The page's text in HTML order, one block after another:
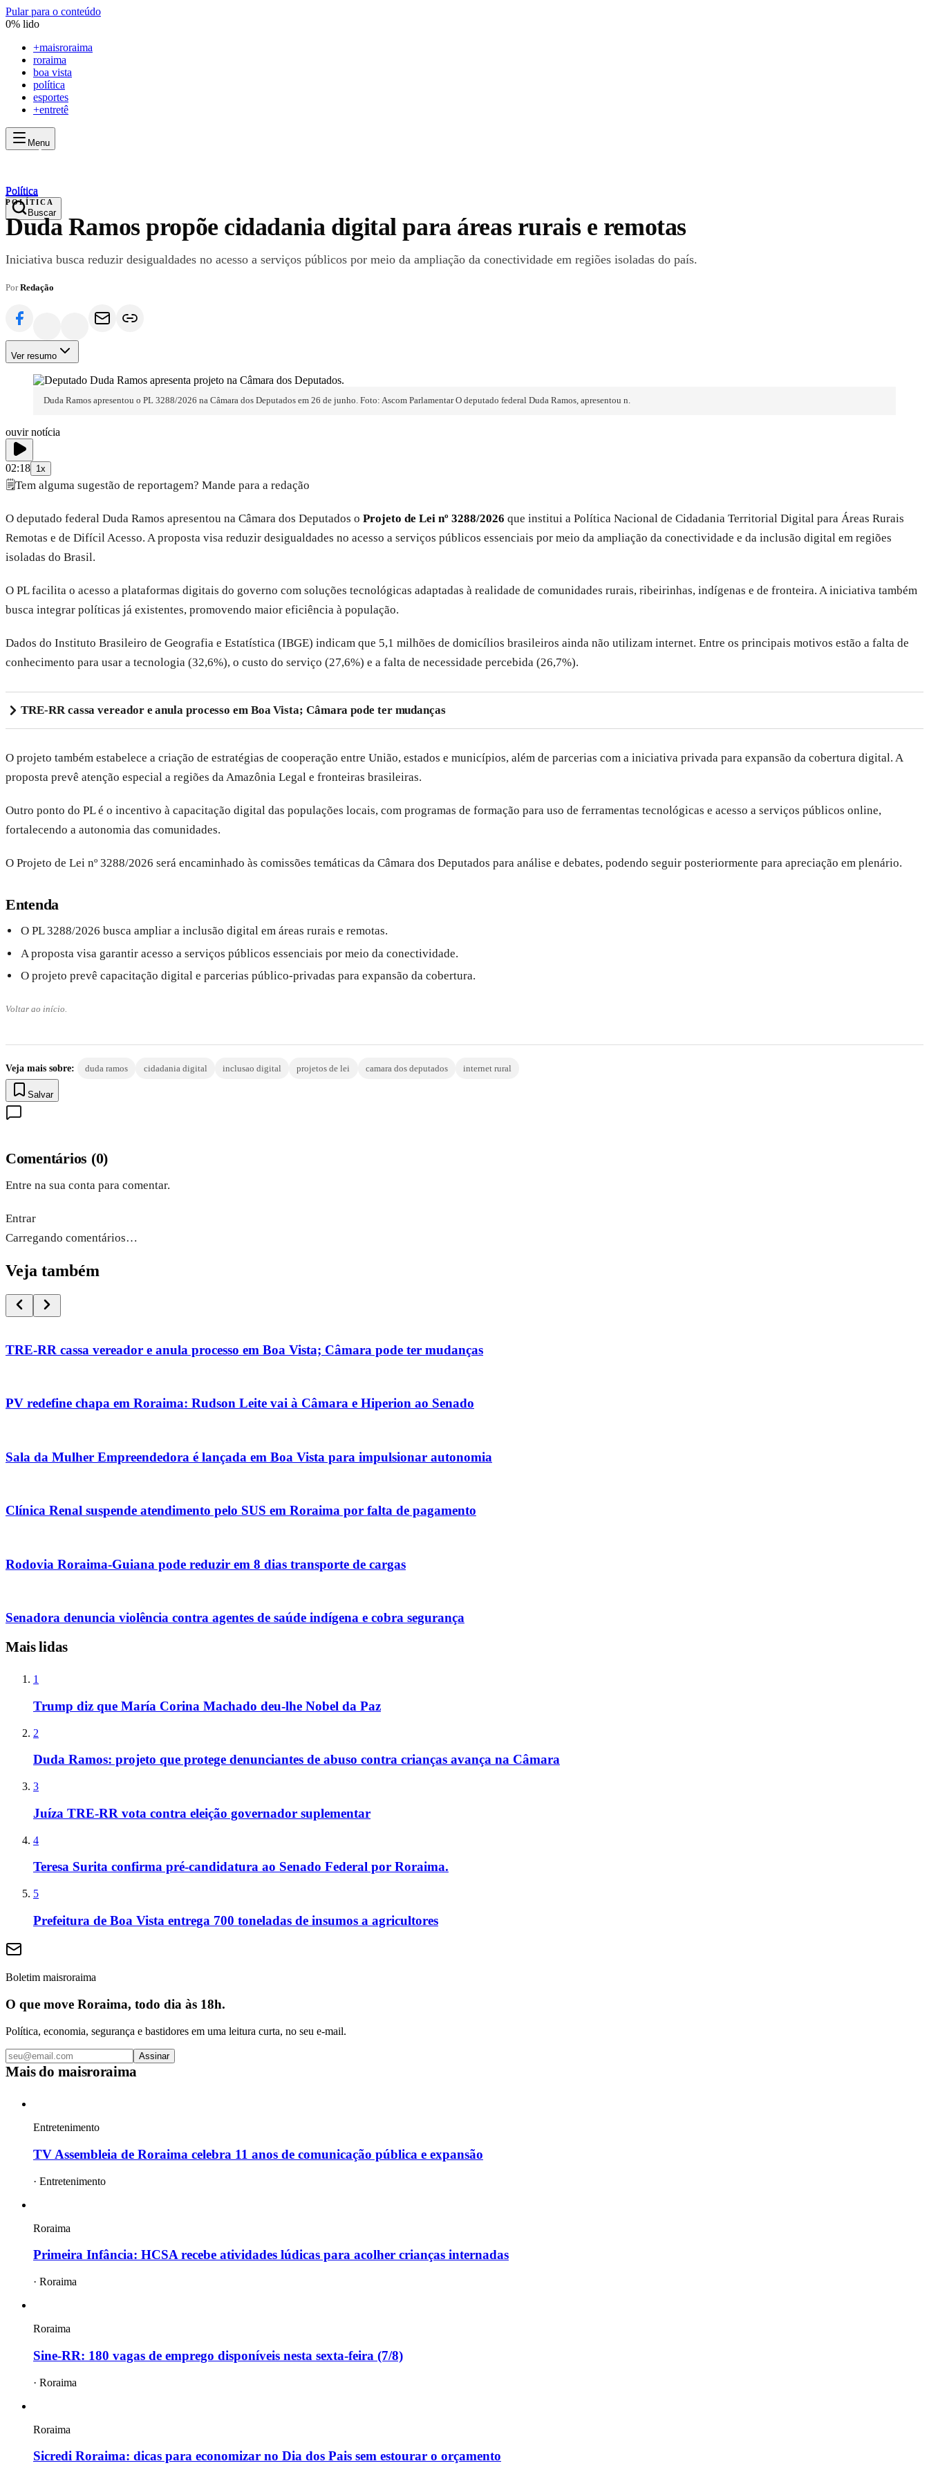
Pular para o conteúdo
0% lido
+maisroraima
roraima
boa vista
política
esportes
+entretê
Menu
maisroraima
Política
Buscar
Política
POLÍTICA
Duda Ramos propõe cidadania digital para áreas rurais e remotas
Iniciativa busca reduzir desigualdades no acesso a serviços públicos por meio da ampliação da conectividade em regiões isoladas do país.
PorRedação
Ver resumo
Duda Ramos apresentou o PL 3288/2026 na Câmara dos Deputados em 26 de junho. Foto: Ascom Parlamentar O deputado federal Duda Ramos, apresentou n.
ouvir notícia
02:18 1x
🗒️Tem alguma sugestão de reportagem? Mande para a redação
O deputado federal Duda Ramos apresentou na Câmara dos Deputados o Projeto de Lei nº 3288/2026 que institui a Política Nacional de Cidadania Territorial Digital para Áreas Rurais
Remotas e de Difícil Acesso. A proposta visa reduzir desigualdades no acesso a serviços públicos essenciais por meio da ampliação da conectividade e da inclusão digital em regiões
isoladas do Brasil.
O PL facilita o acesso a plataformas digitais do governo com soluções tecnológicas adaptadas à realidade de comunidades rurais, ribeirinhas, indígenas e de fronteira. A iniciativa também
busca integrar políticas já existentes, promovendo maior eficiência à população.
Dados do Instituto Brasileiro de Geografia e Estatística (IBGE) indicam que 5,1 milhões de domicílios brasileiros ainda não utilizam internet. Entre os principais motivos estão a falta de
conhecimento para usar a tecnologia (32,6%), o custo do serviço (27,6%) e a falta de necessidade percebida (26,7%).
TRE-RR cassa vereador e anula processo em Boa Vista; Câmara pode ter mudanças
O projeto também estabelece a criação de estratégias de cooperação entre União, estados e municípios, além de parcerias com a iniciativa privada para expansão da cobertura digital. A
proposta prevê atenção especial a regiões da Amazônia Legal e fronteiras brasileiras.
Outro ponto do PL é o incentivo à capacitação digital das populações locais, com programas de formação para uso de ferramentas tecnológicas e acesso a serviços públicos online,
fortalecendo a autonomia das comunidades.
O Projeto de Lei nº 3288/2026 será encaminhado às comissões temáticas da Câmara dos Deputados para análise e debates, podendo seguir posteriormente para apreciação em plenário.
Entenda
O PL 3288/2026 busca ampliar a inclusão digital em áreas rurais e remotas.
A proposta visa garantir acesso a serviços públicos essenciais por meio da conectividade.
O projeto prevê capacitação digital e parcerias público-privadas para expansão da cobertura.
Voltar ao início.
Veja mais sobre: duda ramos cidadania digital inclusao digital projetos de lei camara dos deputados internet rural
Salvar
Comentários (0)
Entre na sua conta para comentar.
Entrar
Carregando comentários…
Veja também
TRE-RR cassa vereador e anula processo em Boa Vista; Câmara pode ter mudanças
PV redefine chapa em Roraima: Rudson Leite vai à Câmara e Hiperion ao Senado
Sala da Mulher Empreendedora é lançada em Boa Vista para impulsionar autonomia
Clínica Renal suspende atendimento pelo SUS em Roraima por falta de pagamento
Rodovia Roraima-Guiana pode reduzir em 8 dias transporte de cargas
Senadora denuncia violência contra agentes de saúde indígena e cobra segurança
Mais lidas
1
Trump diz que María Corina Machado deu-lhe Nobel da Paz
2
Duda Ramos: projeto que protege denunciantes de abuso contra crianças avança na Câmara
3
Juíza TRE-RR vota contra eleição governador suplementar
4
Teresa Surita confirma pré-candidatura ao Senado Federal por Roraima.
5
Prefeitura de Boa Vista entrega 700 toneladas de insumos a agricultores
Boletim maisroraima
O que move Roraima, todo dia às 18h.
Política, economia, segurança e bastidores em uma leitura curta, no seu e-mail.
Assinar
Mais do maisroraima
Entretenimento
TV Assembleia de Roraima celebra 11 anos de comunicação pública e expansão
· Entretenimento
Roraima
Primeira Infância: HCSA recebe atividades lúdicas para acolher crianças internadas
· Roraima
Roraima
Sine-RR: 180 vagas de emprego disponíveis nesta sexta-feira (7/8)
· Roraima
Roraima
Sicredi Roraima: dicas para economizar no Dia dos Pais sem estourar o orçamento